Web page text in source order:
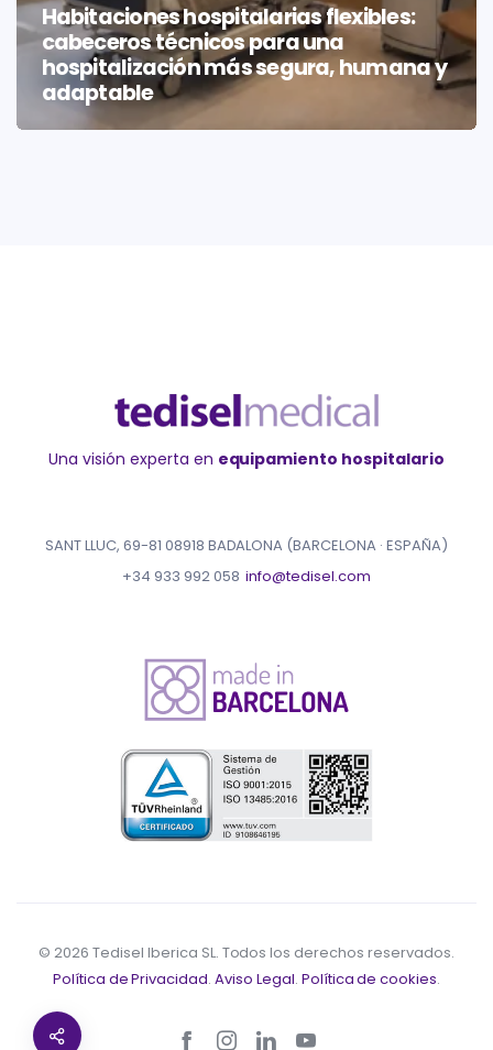
Habitaciones hospitalarias flexibles:
cabeceros técnicos para una
hospitalización más segura, humana y
adaptable
Una visión experta en equipamiento hospitalario
SANT LLUC, 69-81 08918 BADALONA (BARCELONA · ESPAÑA)
+34 933 992 058info@tedisel.com
© 2026 Tedisel Iberica SL. Todos los derechos reservados.
Política de Privacidad.Aviso Legal. Política de cookies.